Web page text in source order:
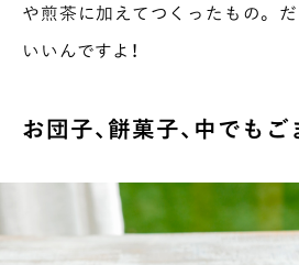
や煎茶に加えてつくったもの。
いいんですよ！
お団子、餅菓子、中でもご